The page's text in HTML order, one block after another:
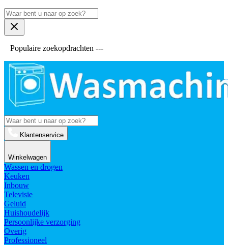
Populaire zoekopdrachten ---
Klantenservice
Winkelwagen
Wassen en drogen
Keuken
Inbouw
Televisie
Geluid
Huishoudelijk
Persoonlijke verzorging
Overig
Professioneel